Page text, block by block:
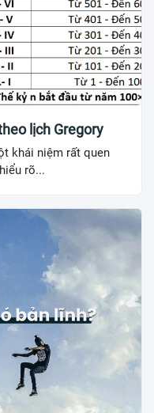
lịch Gregory
khái niệm rất quen
rõ...